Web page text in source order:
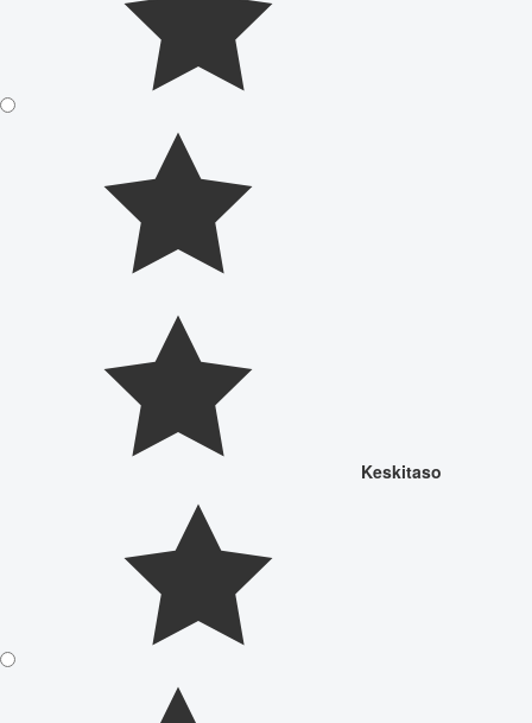
Keskitaso